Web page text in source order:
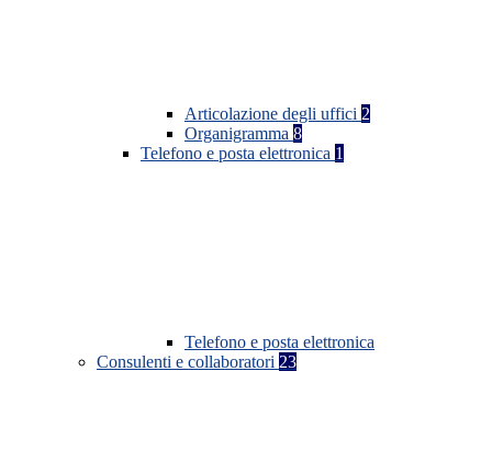
Articolazione degli uffici 2
Organigramma 8
Telefono e posta elettronica 1
Telefono e posta elettronica
Consulenti e collaboratori 23